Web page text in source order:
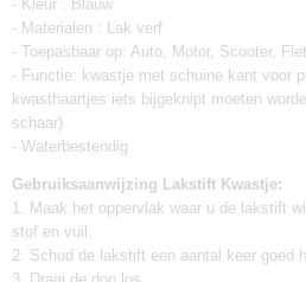
- Kleur : Blauw
- Materialen : Lak verf
- Toepasbaar op: Auto, Motor, Scooter,
- Functie: kwastje met schuine kant voor
kwasthaartjes iets bijgeknipt moeten
schaar)
- Waterbestendig
Gebruiksaanwijzing Lakstift Kwastje:
1. Maak het oppervlak waar u de lakstift
stof en vuil.
2. Schud de lakstift een aantal keer goed